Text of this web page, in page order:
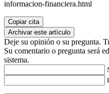
informacion-financiera.html
Copiar cita
Archivar este artículo
Deje su opinión o su pregunta.
Su comentario o pregunta será
sistema.